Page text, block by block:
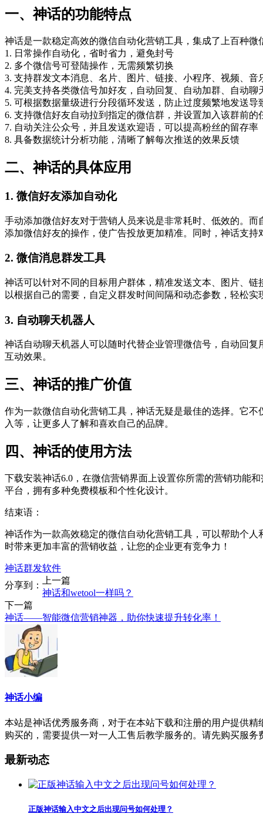
一、神话的功能特点
神话是一款稳定高效的微信自动化营销工具，集成了上百种微
1. 日常操作自动化，省时省力，避免封号
2. 多个微信号可登陆操作，无需频繁切换
3. 支持群发文本消息、名片、图片、链接、小程序、视频、音
4. 完美支持各类微信号加好友，自动回复、自动加群、自动聊
5. 可根据数据量级进行分段循环发送，防止过度频繁地发送导
6. 支持微信好友自动拉到指定的微信群，并设置加入该群前的
7. 自动关注公众号，并且发送欢迎语，可以提高粉丝的留存率
8. 具备数据统计分析功能，清晰了解每次推送的效果反馈
二、神话的具体应用
1. 微信好友添加自动化
手动添加微信好友对于营销人员来说是非常耗时、低效的。
添加微信好友的操作，使广告投放更加精准。同时，神话支
2. 微信消息群发工具
神话可以针对不同的目标用户群体，精准发送文本、图片、
以根据自己的需要，自定义群发时间间隔和动态参数，轻松
3. 自动聊天机器人
神话自动聊天机器人可以随时代替企业管理微信号，自动回
互动效果。
三、神话的推广价值
作为一款微信自动化营销工具，神话无疑是最佳的选择。它
入等，让更多人了解和喜欢自己的品牌。
四、神话的使用方法
下载安装神话6.0，在微信营销界面上设置你所需的营销功能
平台，拥有多种免费模板和个性化设计。
结束语：
神话作为一款高效稳定的微信自动化营销工具，可以帮助个
时带来更加丰富的营销收益，让您的企业更有竞争力！
神话群发软件
分享到：
上一篇
神话和wetool一样吗？
下一篇
神话——智能微信营销神器，助你快速提升转化率！
神话小编
本站是神话优秀服务商，对于在本站下载和注册的用户提供
购买的，需要提供一对一人工售后教学服务的。请先购买服务
最新动态
正版神话输入中文之后出现问号如何处理？